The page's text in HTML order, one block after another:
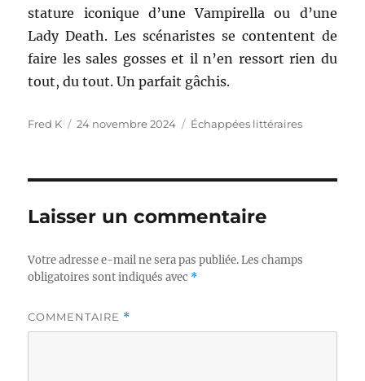
stature iconique d’une Vampirella ou d’une
Lady Death. Les scénaristes se contentent de
faire les sales gosses et il n’en ressort rien du
tout, du tout. Un parfait gâchis.
Auteur
Fred K
Publié
24 novembre 2024 Catégories
Échappées littéraires
Laisser un commentaire
Votre adresse e-mail ne sera pas publiée. Les champs
obligatoires sont indiqués avec *
COMMENTAIRE *